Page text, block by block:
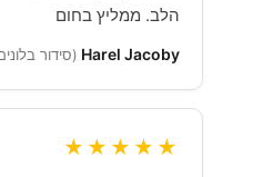
הלב. ממליץ בחום
Harel Jacoby (סידור
★★★★★